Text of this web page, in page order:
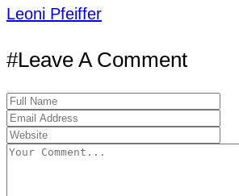
Leoni Pfeiffer
#Leave A Comment